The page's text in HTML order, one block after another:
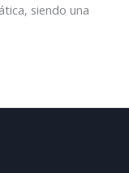
siendo una